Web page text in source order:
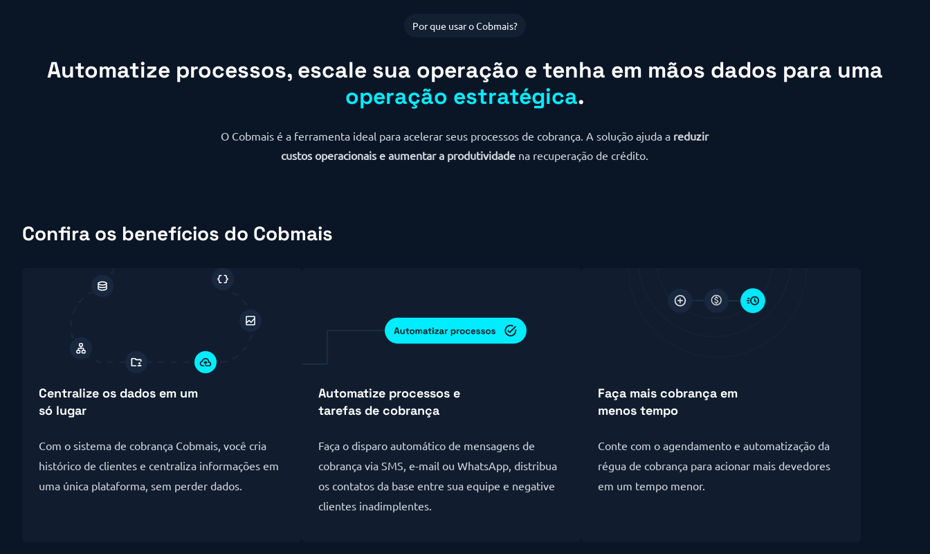
Por que usar o Cobmais?
Automatize processos, escale sua operação e tenha em mãos dados para uma
operação estratégica.
O Cobmais é a ferramenta ideal para acelerar seus processos de cobrança. A solução ajuda a reduzir
custos operacionais e aumentar a produtividade na recuperação de crédito.
Confira os benefícios do Cobmais
Centralize os dados em um
só lugar
Com o sistema de cobrança Cobmais, você cria
histórico de clientes e centraliza informações em
uma única plataforma, sem perder dados.
Automatize processos e
tarefas de cobrança
Faça o disparo automático de mensagens de
cobrança via SMS, e-mail ou WhatsApp, distribua
os contatos da base entre sua equipe e negative
clientes inadimplentes.
Faça mais cobrança em
menos tempo
Conte com o agendamento e automatização da
régua de cobrança para acionar mais devedores
em um tempo menor.